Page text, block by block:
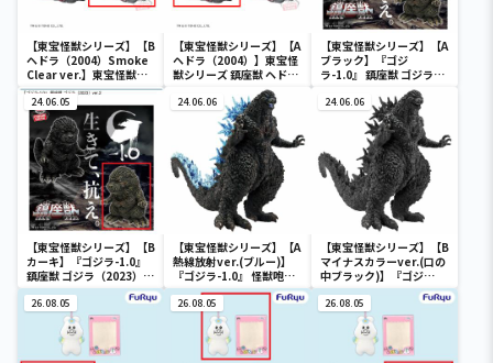
【東宝怪獣シリーズ】【B
ヘドラ（2004）Smoke
Clear ver.】東宝怪獣シ
リーズ 鎮座獣 ヘドラ
（2004）
【東宝怪獣シリーズ】【A
ヘドラ（2004）】東宝怪
獣シリーズ 鎮座獣 ヘドラ
【東宝怪獣シリーズ】【A
ブラック】『ゴジ
ラ-1.0』 鎮座獣 ゴジラ
24.06.05
【東宝怪獣シリーズ】【B
カーキ】『ゴジラ-1.0』
鎮座獣 ゴジラ（2023）
ver.2
24.06.06
【東宝怪獣シリーズ】【A
熱線放射ver.(ブルー)】
『ゴジラ-1.0』 怪獣咆哮
撃 ゴジラ（2023） ver.2
24.06.06
【東宝怪獣シリーズ】【B
マイナスカラーver.(口の
中ブラック)】『ゴジ
ラ-1.0』 怪獣咆哮撃 ゴジ
ラ（2023） ver.2
26.08.05 26.08.05 26.08.05